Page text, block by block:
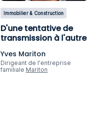
Immobilier & Construction
D'une tentative de
transmission à l'autre
Yves Mariton
Dirigeant de l'entreprise
familiale Mariton